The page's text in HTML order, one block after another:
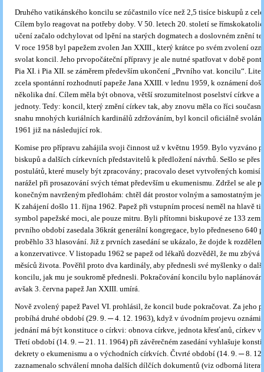
Druhého vatikánského koncilu se zúčastnilo více než 2,5 tisíce biskupů z
Cílem bylo reagovat na potřeby doby. V 50. letech 20. století se
učení začalo odchylovat od lpění na starých dogmatech a doslovném znění
V roce 1958 byl papežem zvolen Jan XXIII., který krátce po svém zvolení
svolat koncil. Jeho prvopočáteční přípravy je ale nutné spatřovat v době
Pia XI. i Pia XII. se záměrem především ukončení „Prvního vat. koncilu“.
zcela spontánní rozhodnutí papeže Jana XXIII. v lednu 1959, k oznámení
několika dní. Cílem měla být obnova, větší srozumitelnost poselství církve a
jednoty. Tedy: koncil, který změní církev tak, aby znovu měla co říci
snahu mnohých kuriálních kardinálů zdržováním, byl koncil oficiálně svolán
1961 již na následující rok.
Komise pro přípravu zahájila svoji činnost už v květnu 1959. Bylo vyzváno
biskupů a dalších církevních představitelů k předložení návrhů. Sešlo se přes
postulátů, které musely být zpracovány; pracovalo deset vytvořených komisí.
narážel při prosazování svých témat především u ekumenismu. Zdržel se ale
konečným navrženým předlohám: chtěl dát prostor volným a samostatným
K zahájení došlo 11. října 1962. Papež při vstupním procesí neměl na hlavě
symbol papežské moci, ale pouze mitru. Byli přítomni biskupové ze 133
prvního období zasedala 36krát generální kongregace, bylo předneseno 640
proběhlo 33 hlasování. Již z prvních zasedání se ukázalo, že dojde k
a konzervativce. V listopadu 1962 se papež od lékařů dozvěděl, že mu
měsíců života. Pověřil proto dva kardinály, aby přednesli své myšlenky o
koncilu, jak mu je soukromě přednesli. Pokračování koncilu bylo
avšak 3. června papež Jan XXIII. umírá.
Nově zvolený papež Pavel VI. prohlásil, že koncil bude pokračovat. Za jeho
probíhá druhé období (29. 9. ─ 4. 12. 1963), když v úvodním projevu
jednání má být konstituce o církvi: obnova církve, jednota křesťanů, církev v
Třetí období (14. 9. ─ 21. 11. 1964) při závěrečném zasedání vyhlašuje
dekrety o ekumenismu a o východních církvích. Čtvrté období (14. 9. ─ 8.
zaznamenalo schválení mnoha dalších dílčích dokumentů (viz odborná